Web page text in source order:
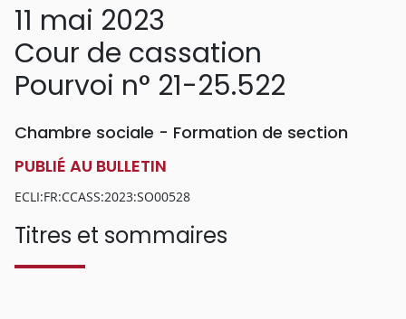
11 mai 2023
Cour de cassation
Pourvoi n° 21-25.522
Chambre sociale - Formation de section
PUBLIÉ AU BULLETIN
ECLI:FR:CCASS:2023:SO00528
Titres et sommaires